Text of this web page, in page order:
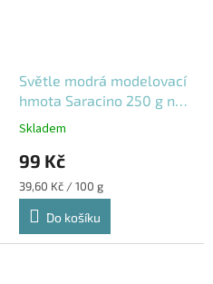
Světle modrá modelovací
hmota Saracino 250 g na
květiny a figurky
Skladem
99 Kč
Měrná
cena:
39,60 Kč / 100 g
Do košíku